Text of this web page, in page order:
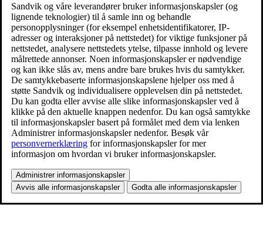
Sandvik og våre leverandører bruker informasjonskapsler (og
lignende teknologier) til å samle inn og behandle
personopplysninger (for eksempel enhetsidentifikatorer, IP-
adresser og interaksjoner på nettstedet) for viktige funksjoner på
nettstedet, analysere nettstedets ytelse, tilpasse innhold og levere
målrettede annonser. Noen informasjonskapsler er nødvendige
og kan ikke slås av, mens andre bare brukes hvis du samtykker.
De samtykkebaserte informasjonskapslene hjelper oss med å
støtte Sandvik og individualisere opplevelsen din på nettstedet.
Du kan godta eller avvise alle slike informasjonskapsler ved å
klikke på den aktuelle knappen nedenfor. Du kan også samtykke
til informasjonskapsler basert på formålet med dem via lenken
Administrer informasjonskapsler nedenfor. Besøk vår
personvernerklæring for informasjonskapsler for mer
informasjon om hvordan vi bruker informasjonskapsler.
Administrer informasjonskapsler
Avvis alle informasjonskapsler
Godta alle informasjonskapsler